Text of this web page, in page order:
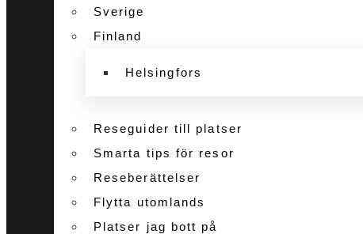
Sverige
Finland
Helsingfors
Reseguider till platser
Smarta tips för resor
Reseberättelser
Flytta utomlands
Platser jag bott på